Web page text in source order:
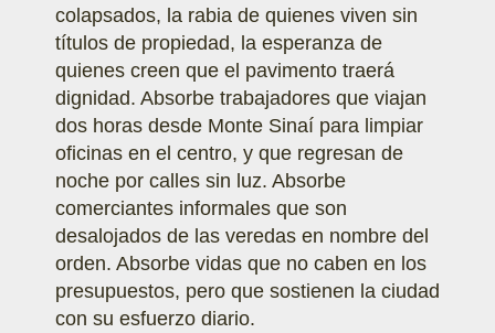
colapsados, la rabia de quienes viven sin
títulos de propiedad, la esperanza de
quienes creen que el pavimento traerá
dignidad. Absorbe trabajadores que viajan
dos horas desde Monte Sinaí para limpiar
oficinas en el centro, y que regresan de
noche por calles sin luz. Absorbe
comerciantes informales que son
desalojados de las veredas en nombre del
orden. Absorbe vidas que no caben en los
presupuestos, pero que sostienen la ciudad
con su esfuerzo diario.